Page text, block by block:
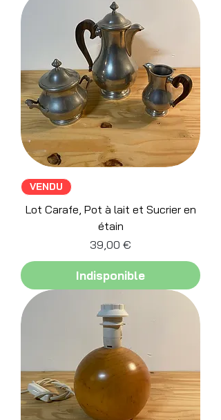
VENDU
Lot Carafe, Pot à lait et Sucrier en
étain
Prix
39,00 €
Indisponible